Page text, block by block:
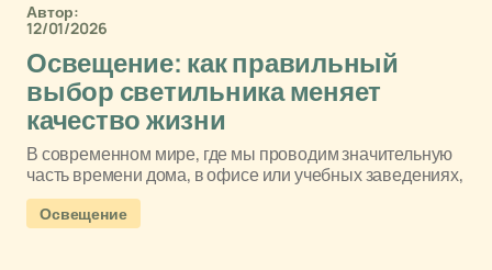
Автор:
12/01/2026
Освещение: как правильный
выбор светильника меняет
качество жизни
В современном мире, где мы проводим значительную
часть времени дома, в офисе или учебных заведениях,
Освещение